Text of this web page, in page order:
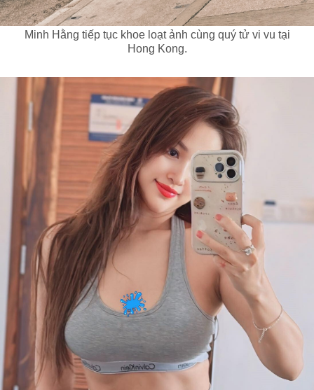
Minh Hằng tiếp tục khoe loạt ảnh cùng quý tử vi vu tại
Hong Kong.